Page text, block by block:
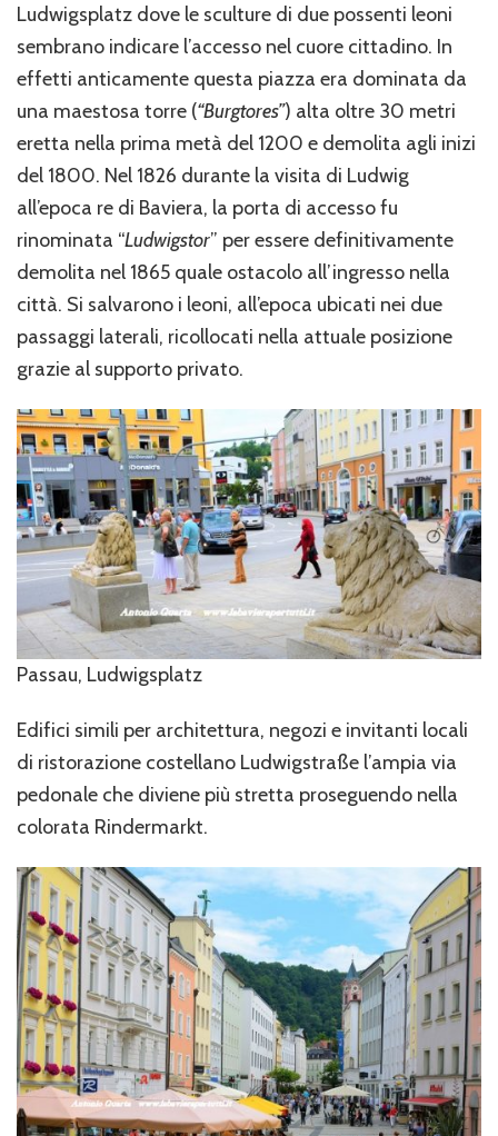
Ludwigsplatz dove le sculture di due possenti leoni
sembrano indicare l’accesso nel cuore cittadino. In
effetti anticamente questa piazza era dominata da
una maestosa torre (“Burgtores”) alta oltre 30 metri
eretta nella prima metà del 1200 e demolita agli inizi
del 1800. Nel 1826 durante la visita di Ludwig
all’epoca re di Baviera, la porta di accesso fu
rinominata “Ludwigstor” per essere definitivamente
demolita nel 1865 quale ostacolo all’ingresso nella
città. Si salvarono i leoni, all’epoca ubicati nei due
passaggi laterali, ricollocati nella attuale posizione
grazie al supporto privato.
Passau, Ludwigsplatz
Edifici simili per architettura, negozi e invitanti locali
di ristorazione costellano Ludwigstraße l’ampia via
pedonale che diviene più stretta proseguendo nella
colorata Rindermarkt.